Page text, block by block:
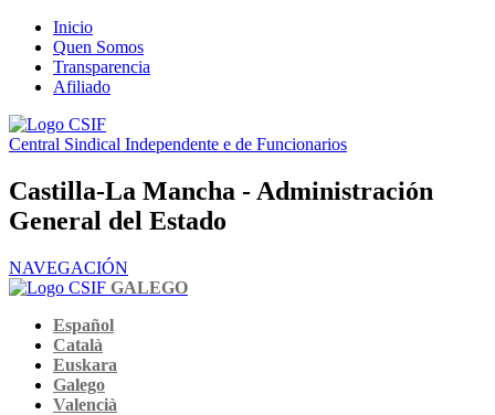
Inicio
Quen Somos
Transparencia
Afiliado
Central Sindical Independente e de Funcionarios
Castilla-La Mancha - Administración
General del Estado
NAVEGACIÓN
GALEGO
Español
Català
Euskara
Galego
Valencià